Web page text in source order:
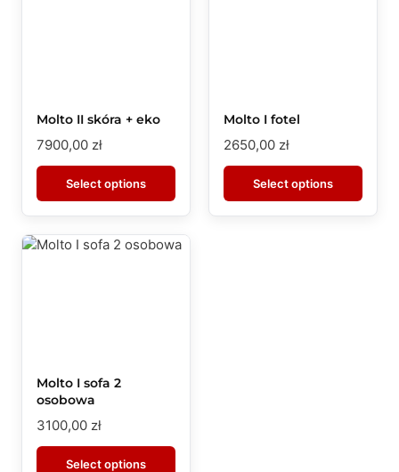
Molto II skóra + eko
7900,00 zł
Select options
Molto I fotel
2650,00 zł
Select options
Molto I sofa 2
osobowa
3100,00 zł
Select options